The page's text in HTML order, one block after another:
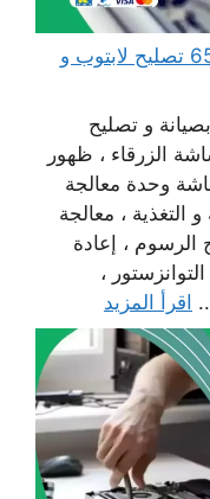
مهندس كمبيوتر الضباعية 65511033 تصليح لابتوب و
و تصليح
الزرقاء ، ظهور
وحدة معالجة
، معالجة
الرسوم ، إعادة
،
اقرأ المزيد